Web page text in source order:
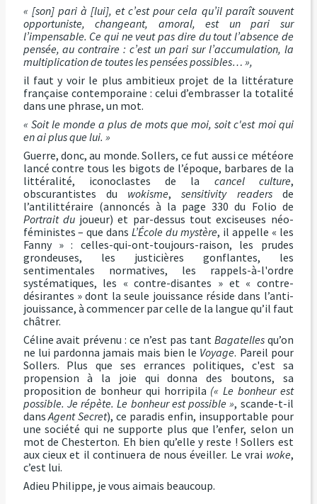
« [son] pari à [lui], et c’est pour cela qu’il paraît souvent
opportuniste, changeant, amoral, est un pari sur
l’impensable. Ce qui ne veut pas dire du tout l’absence de
pensée, au contraire : c’est un pari sur l’accumulation, la
multiplication de toutes les pensées possibles… »,
il faut y voir le plus ambitieux projet de la littérature
française contemporaine : celui d’embrasser la totalité
dans une phrase, un mot.
« Soit le monde a plus de mots que moi, soit c'est moi qui
en ai plus que lui. »
Guerre, donc, au monde. Sollers, ce fut aussi ce météore
lancé contre tous les bigots de l’époque, barbares de la
littéralité, iconoclastes de la cancel culture,
obscurantistes du wokisme,sensitivity readersde
l’antilittéraire (annoncés à la page 330 du Folio de
Portrait du joueur) et par-dessus tout exciseuses néo-
féministes – que dansL’École du mystère, il appelle « les
Fanny » : celles-qui-ont-toujours-raison, les prudes
grondeuses, les justicières gonflantes, les
sentimentales normatives, les rappels-à-l'ordre
systématiques, les « contre-disantes » et « contre-
désirantes » dont la seule jouissance réside dans l’anti-
jouissance, à commencer par celle de la langue qu’il faut
châtrer.
Céline avait prévenu : ce n’est pas tant Bagatellesqu’on
ne lui pardonna jamais mais bien le Voyage. Pareil pour
Sollers. Plus que ses errances politiques, c'est sa
propension à la joie qui donna des boutons, sa
proposition de bonheur qui horripila (« Le bonheur est
possible. Je répète. Le bonheur est possible », scande-t-il
dansAgent Secret), ce paradis enfin, insupportable pour
une société qui ne supporte plus que l’enfer, selon un
mot de Chesterton. Eh bien qu’elle y reste ! Sollers est
aux cieux et il continuera de nous éveiller. Le vrai woke,
c’est lui.
Adieu Philippe, je vous aimais beaucoup.